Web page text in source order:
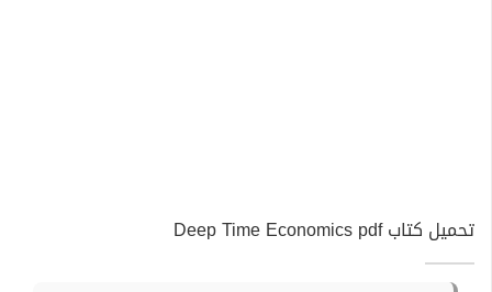
تحميل كتاب Deep Time Economics pdf